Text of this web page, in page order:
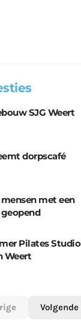
SJG Weert
dorpscafé
met een
Pilates Studio
Weert
Volgende